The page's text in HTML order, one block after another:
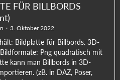
FÜR BILLBORDS
3. Oktober 2022
Bildplatte für Billbords. 3D-
Png quadratisch mit
kann man Billbords in 3D-
(zB. in DAZ, Poser,